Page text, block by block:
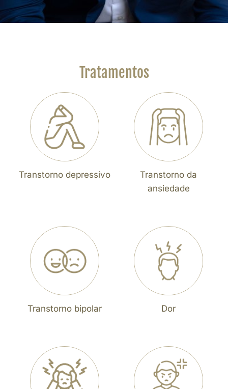
Tratamentos
Transtorno depressivo
Transtorno da
ansiedade
Transtorno bipolar Dor